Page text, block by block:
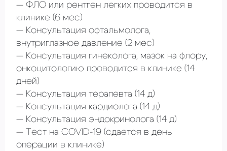
ФЛО или рентген легких проводится в
клинике (6 мес)
Консультация офтальмолога,
внутриглазное давление (2 мес)
Консультация гинеколога, мазок на флору,
онкоцитологию проводится в клинике (14
дней)
Консультация терапевта (14 д)
Консультация кардиолога (14 д)
Консультация эндокринолога (14 д)
Тест на COVID-19 (сдается в день
операции в клинике)